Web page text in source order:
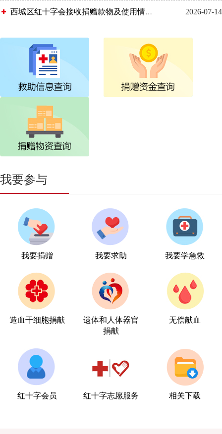
西城区红十字会接收捐赠款物及使用情况 （2026年6月） 2026-07-14
我要参与
我要捐赠 我要求助 我要学急救
造血干细胞捐献
遗体和人体器官
捐献
无偿献血
红十字会员 红十字志愿服务 相关下载